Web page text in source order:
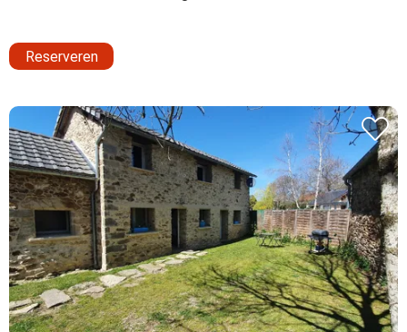
Reserveren